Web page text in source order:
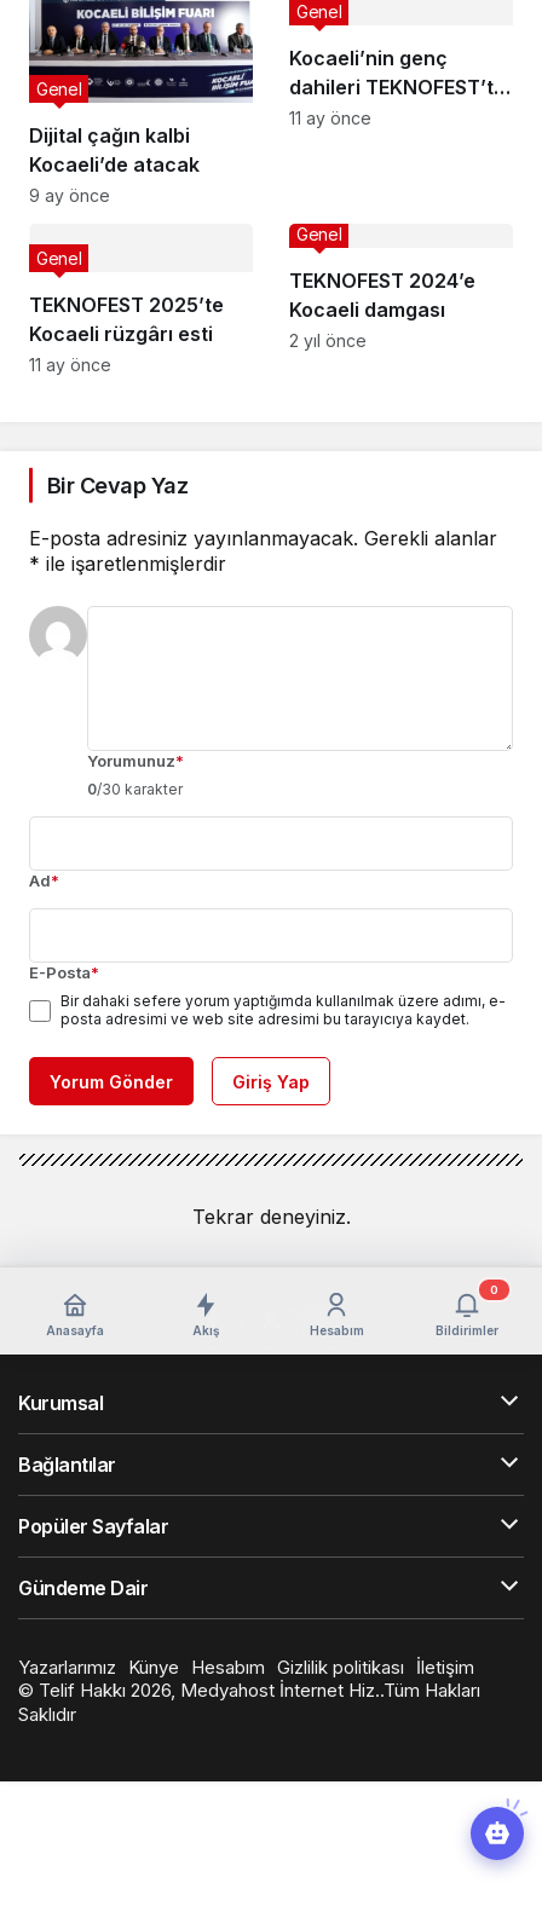
Dijital çağın kalbi
Kocaeli’de atacak
Genel
9 ay önce
Kocaeli’nin genç
dahileri TEKNOFEST’te
ses getirdi
Genel
11 ay önce
TEKNOFEST 2025’te
Kocaeli rüzgârı esti
Genel
11 ay önce
TEKNOFEST 2024’e
Kocaeli damgası
Genel
2 yıl önce
Bir Cevap Yaz
E-posta adresiniz yayınlanmayacak. Gerekli alanlar
* ile işaretlenmişlerdir
Yorumunuz*
0/30 karakter
Ad*
E-Posta*
Bir dahaki sefere yorum yaptığımda kullanılmak üzere adımı, e-
posta adresimi ve web site adresimi bu tarayıcıya kaydet.
Yorum Gönder Giriş Yap
Tekrar deneyiniz.
Anasayfa Akış Hesabım Bildirimler
0
Kurumsal
Bağlantılar
Popüler Sayfalar
Gündeme Dair
Yazarlarımız Künye Hesabım Gizlilik politikası
İletişim
© Telif Hakkı 2026, Medyahost İnternet Hiz..Tüm Hakları
Saklıdır
casino
siteleri
salça